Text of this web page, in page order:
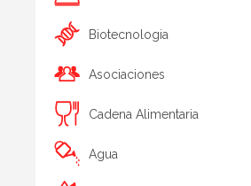
Biotecnologia
Asociaciones
Cadena Alimentaria
Agua